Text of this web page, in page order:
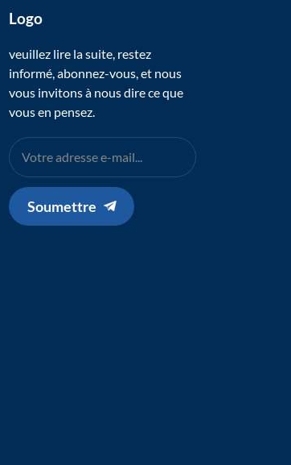
Logo
veuillez lire la suite, restez
informé, abonnez-vous, et nous
vous invitons à nous dire ce que
vous en pensez.
Soumettre